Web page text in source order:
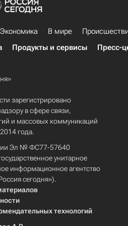
Экономика В мире
Продукты и сервисы Пресс-
зарегистрировано
в сфере связи,
и массовых коммуникаций
года.
Эл № ФС77-57640
унитарное
информационное агентство
сегодня»).
технологий